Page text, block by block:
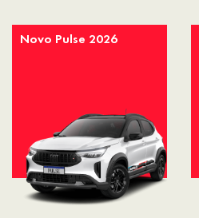
Novo Pulse 2026